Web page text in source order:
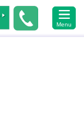
in
ytk2018/header.php on
Menu